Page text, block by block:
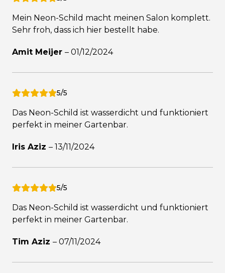
Mein Neon-Schild macht meinen Salon komplett.
Sehr froh, dass ich hier bestellt habe.
Amit Meijer – 01/12/2024
5/5
Das Neon-Schild ist wasserdicht und funktioniert
perfekt in meiner Gartenbar.
Iris Aziz – 13/11/2024
5/5
Das Neon-Schild ist wasserdicht und funktioniert
perfekt in meiner Gartenbar.
Tim Aziz – 07/11/2024